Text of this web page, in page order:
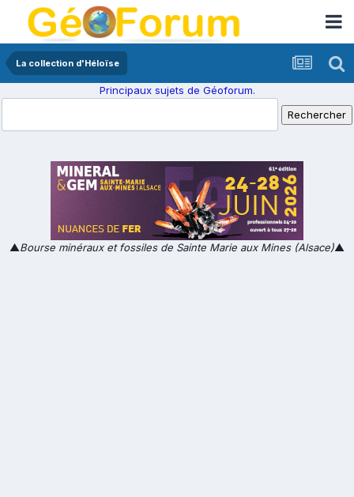
La collection d'Héloïse
Principaux sujets de Géoforum.
▲Bourse minéraux et fossiles de Sainte Marie aux Mines (Alsace)▲